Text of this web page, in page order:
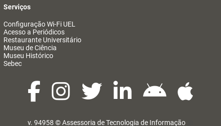
Serviços
Configuração Wi-Fi UEL
Acesso a Periódicos
Restaurante Universitário
Museu de Ciência
Museu Histórico
Sebec
v. 94958 ©Assessoria de Tecnologia de Informação